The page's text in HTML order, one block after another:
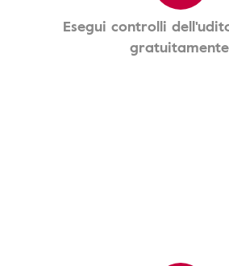
Esegui controlli